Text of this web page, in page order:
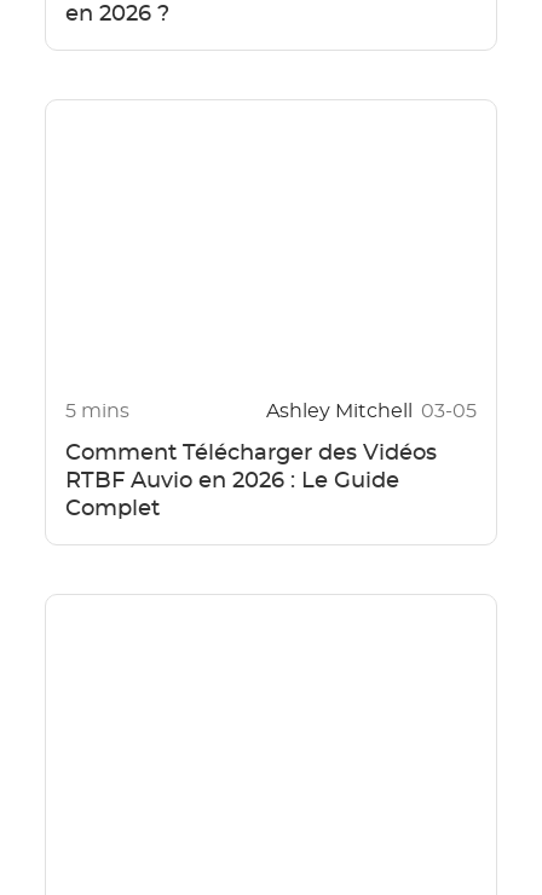
en 2026 ?
5 mins Ashley Mitchell 03-05
Comment Télécharger des Vidéos
RTBF Auvio en 2026 : Le Guide
Complet